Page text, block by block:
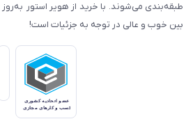
طبقه‌بندی می‌شوند. با خرید از هویر استور
بین خوب و عالی در توجه به جزئیات است!